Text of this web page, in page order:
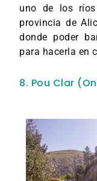
uno de los
provincia de
donde poder
para hacerla en
8. Pou Clar